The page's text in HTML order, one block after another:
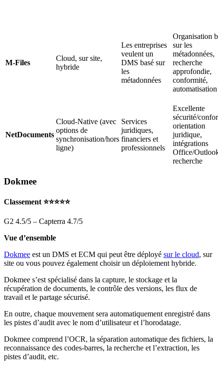
M-Files
Cloud, sur site,
hybride
Les entreprises
veulent un
DMS basé sur
les
métadonnées
Organisation
sur les
métadonnées,
recherche
approfondie,
conformité,
automatisation
NetDocuments
Cloud-Native (avec
options de
synchronisation/hors
ligne)
Services
juridiques,
financiers et
professionnels
Excellente
sécurité/
orientation
juridique,
intégrations
Office/
recherche
Dokmee
Classement ⭐⭐⭐⭐⭐
G2 4.5/5 – Capterra 4.7/5
Vue d’ensemble
Dokmee est un DMS et ECM qui peut être déployé sur le cloud, sur
site ou vous pouvez également choisir un déploiement hybride.
Dokmee s’est spécialisé dans la capture, le stockage et la
récupération de documents, le contrôle des versions, les flux de
travail et le partage sécurisé.
En outre, chaque mouvement sera automatiquement enregistré dans
les pistes d’audit avec le nom d’utilisateur et l’horodatage.
Dokmee comprend l’OCR, la séparation automatique des fichiers, la
reconnaissance des codes-barres, la recherche et l’extraction, les
pistes d’audit, etc.